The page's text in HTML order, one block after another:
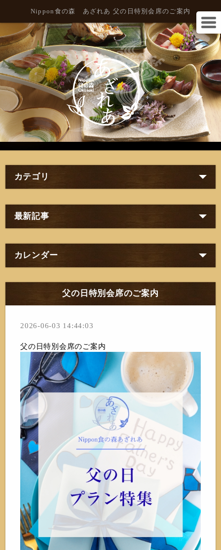
Nippon食の森 あざれあ 父の日特別会席のご案内
カテゴリ
最新記事
カレンダー
父の日特別会席のご案内
2026-06-03 14:44:03
父の日特別会席のご案内